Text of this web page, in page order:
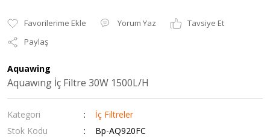
Yorum Yaz
Tavsiye Et
Paylaş
Aquawing
Aquawıng İç Filtre 30W 1500L/H
Kategori
İç Filtreler
Stok Kodu
Bp-AQ920FC